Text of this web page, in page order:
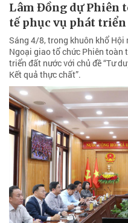
Lâm Đồng dự Phiên
tế phục vụ phát triển
Sáng 4/8, trong khuôn khổ
Ngoại giao tổ chức Phiên toàn
triển đất nước với chủ đề “Tư
Kết quả thực chất”.